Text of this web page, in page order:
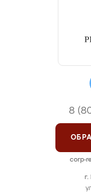
8
corp-